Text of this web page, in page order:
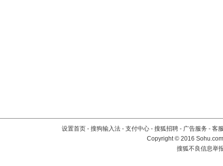
设置首页 - 搜狗输入法 - 支付中心 - 搜狐招聘 - 广告服务 - 客
Copyright©2016
搜狐不良信息举